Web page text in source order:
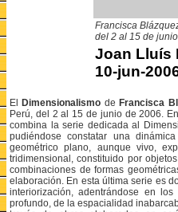
Francisca
del 2 al 15 de
Joan Lluís
10-jun-
El Dimensionalismo de Francisca
Perú, del 2 al 15 de junio de 2006.
combina la serie dedicada al
pudiéndose constatar una
geométrico plano, aunque vivo,
tridimensional, constituido por
combinaciones de formas
elaboración. En esta última serie es
interiorización, adentrándose en
profundo, de la espacialidad